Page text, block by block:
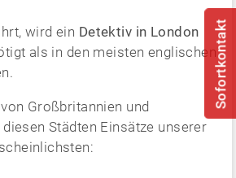
wird ein Detektiv in London
als in den meisten englischen
Großbritannien und
Städten Einsätze unserer
Sofortkontakt